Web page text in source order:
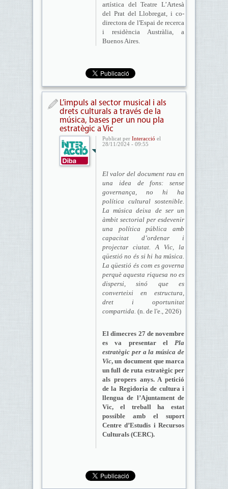
artística del Teatre L’Artesà
del Prat del Llobregat, i co-
directora de l'Espai de recerca
i residència Austràlia, a
Buenos Aires.
L’impuls al sector musical i als
drets culturals a través de la
música, bases per un nou pla
estratègic a Vic
Publicat per Interacció el
28/11/2024 - 09:55
El valor del document rau en
una idea de fons: sense
governança, no hi ha
política cultural sostenible.
La música deixa de ser un
àmbit sectorial per esdevenir
una política pública amb
capacitat d’ordenar i
projectar ciutat. A Vic, la
qüestió no és si hi ha música.
La qüestió és com es governa
perquè aquesta riquesa no es
dispersi, sinó que es
converteixi en estructura,
dret i oportunitat
compartida. (n. de l'e., 2026)
El dimecres 27 de novembre
es va presentar elPla
estratègic per a la música de
Vic, un document que marca
un full de ruta estratègic per
als propers anys. A petició
de la Regidoria de cultura i
llengua de l’Ajuntament de
Vic, el treball ha estat
possible amb el suport
Centre d’Estudis i Recursos
Culturals (CERC).